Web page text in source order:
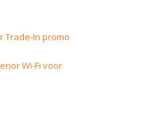
Trade-In promo
Wi-Fi voor